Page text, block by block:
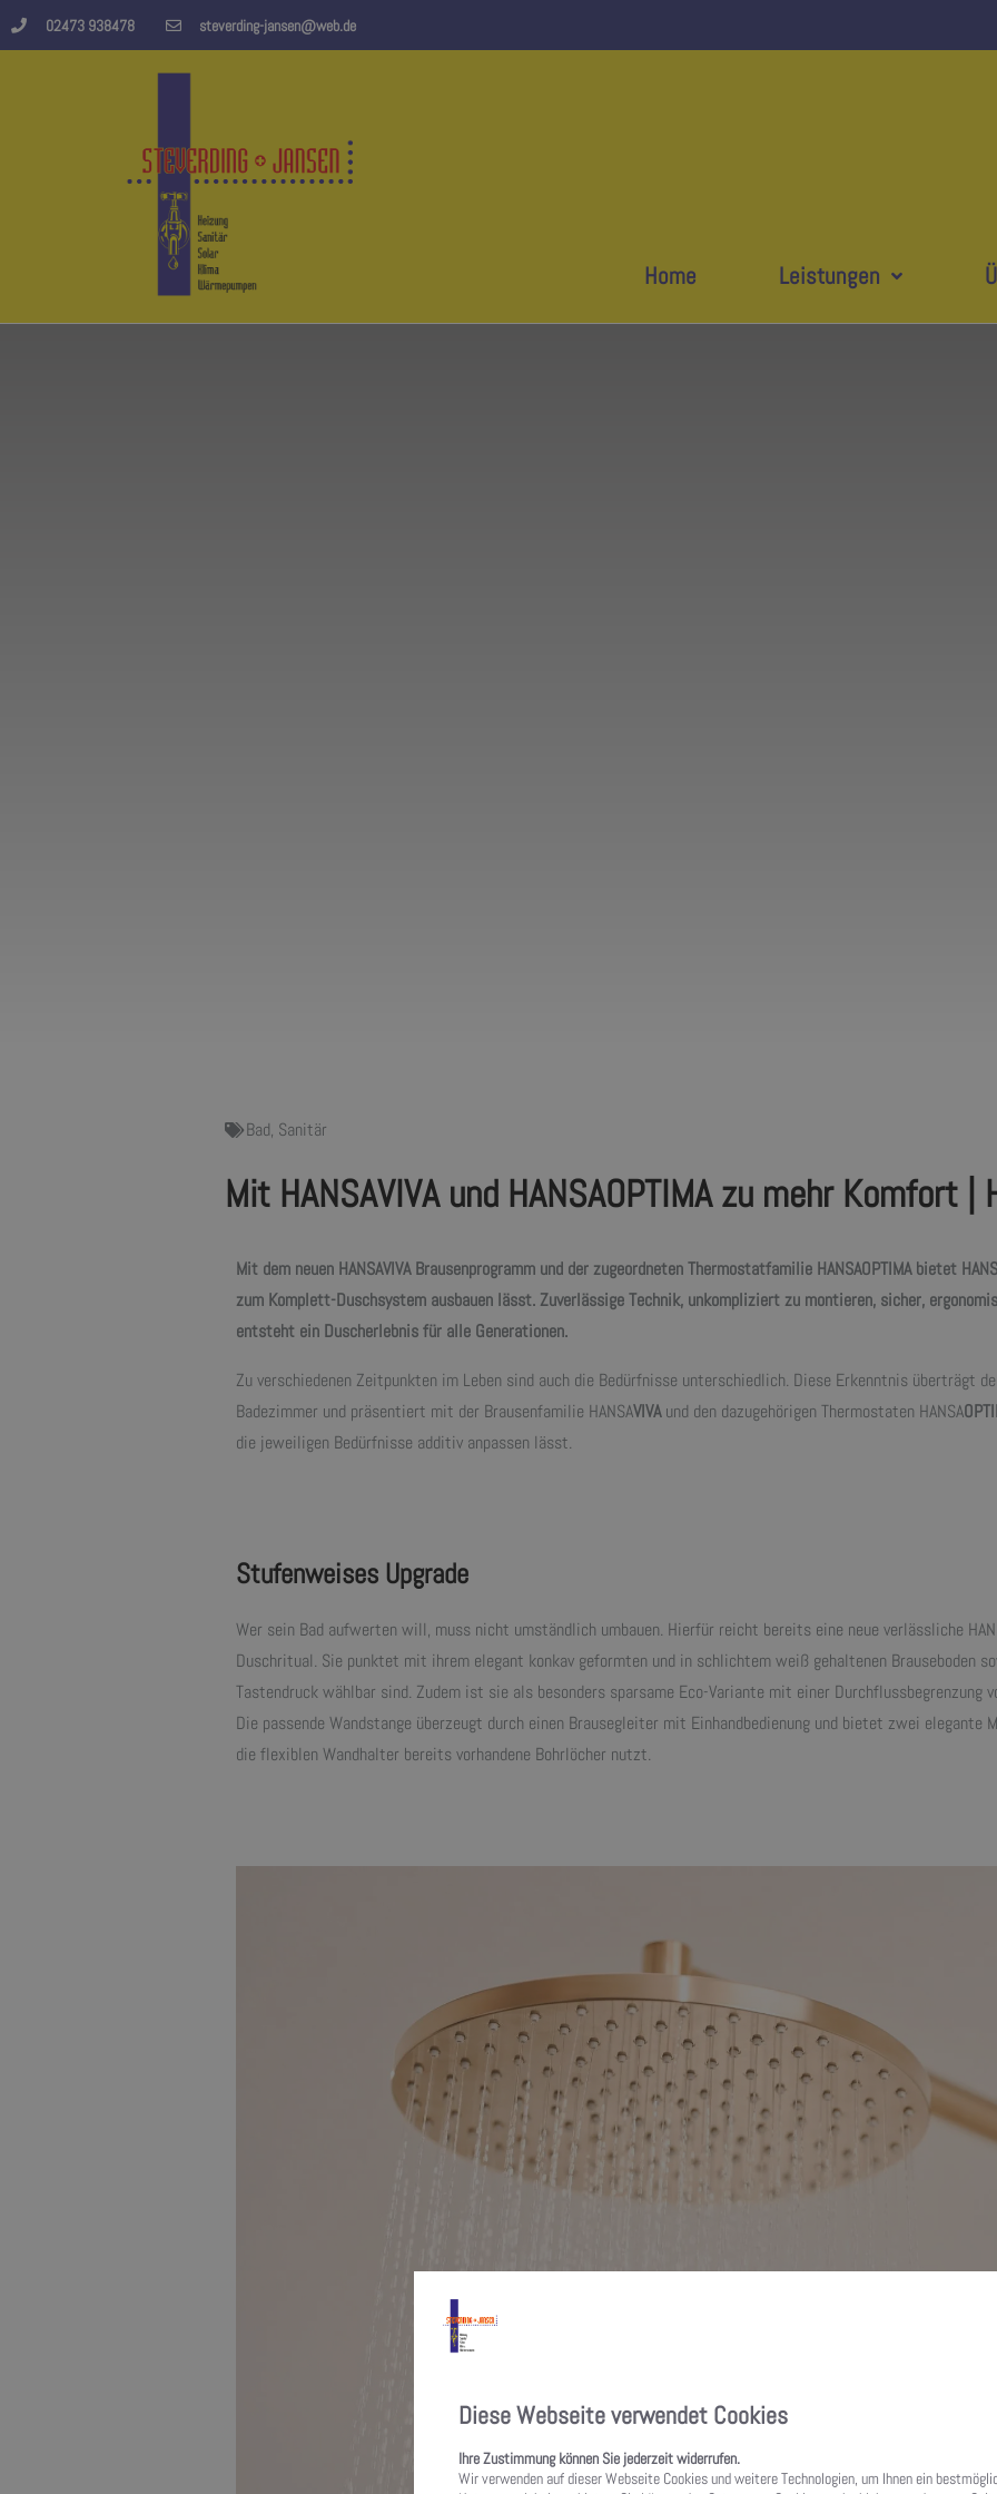
02473 938478 steverding-jansen@web.de
Home Leistungen
Bad, Sanitär
Mit HANSAVIVA und HANSAOPTIMA zu mehr Komfort |
Mit dem neuen HANSAVIVA Brausenprogramm und der zugeordneten Thermostatfamilie HANSAOPTIMA bietet
zum Komplett-Duschsystem ausbauen lässt. Zuverlässige Technik, unkompliziert zu montieren, sicher,
entsteht ein Duscherlebnis für alle Generationen.
Zu verschiedenen Zeitpunkten im Leben sind auch die Bedürfnisse unterschiedlich. Diese Erkenntnis überträgt
Badezimmer und präsentiert mit der Brausenfamilie HANSAVIVAund den dazugehörigen Thermostaten HANSA
die jeweiligen Bedürfnisse additiv anpassen lässt.
Stufenweises Upgrade
Wer sein Bad aufwerten will, muss nicht umständlich umbauen. Hierfür reicht bereits eine neue verlässliche
Duschritual. Sie punktet mit ihrem elegant konkav geformten und in schlichtem weiß gehaltenen Brauseboden
Tastendruck wählbar sind. Zudem ist sie als besonders sparsame Eco-Variante mit einer Durchflussbegrenzung
Die passende Wandstange überzeugt durch einen Brausegleiter mit Einhandbedienung und bietet zwei elegante
die flexiblen Wandhalter bereits vorhandene Bohrlöcher nutzt.
Diese Webseite verwendet Cookies
Ihre Zustimmung können Sie jederzeit widerrufen.
Wir verwenden auf dieser Webseite Cookies und weitere Technologien, um Ihnen ein